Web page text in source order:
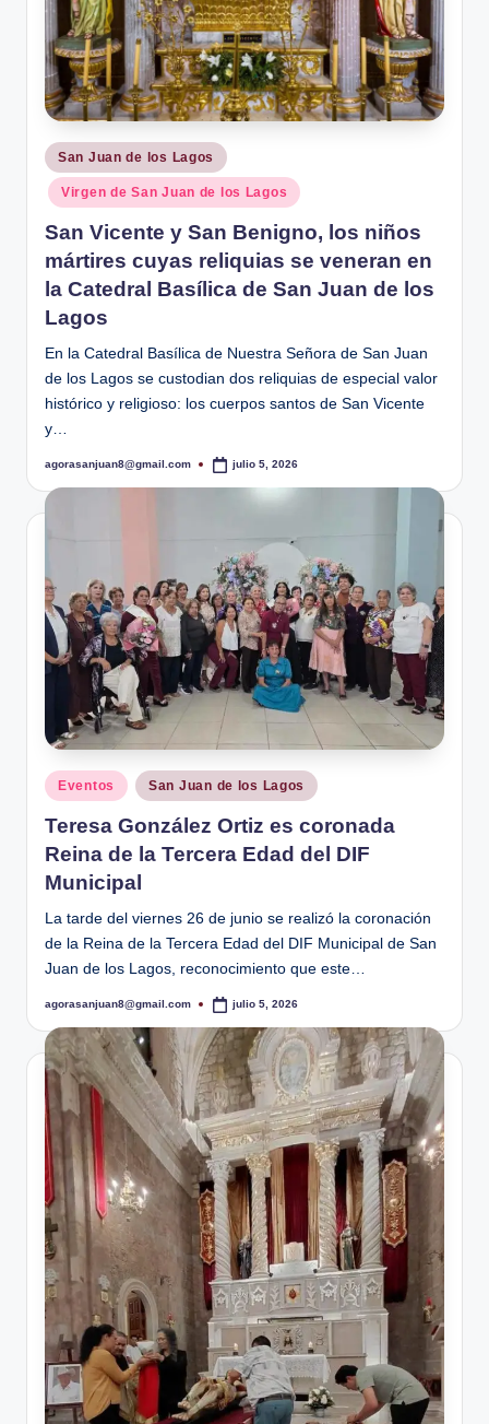
Publicado
en
San Juan de los Lagos
Virgen de San Juan de los Lagos
San Vicente y San Benigno, los niños
mártires cuyas reliquias se veneran en
la Catedral Basílica de San Juan de los
Lagos
En la Catedral Basílica de Nuestra Señora de San Juan
de los Lagos se custodian dos reliquias de especial valor
histórico y religioso: los cuerpos santos de San Vicente
y…
Publicado
agorasanjuan8@gmail.com julio 5, 2026
Publicado
en
Eventos San Juan de los Lagos
Teresa González Ortiz es coronada
Reina de la Tercera Edad del DIF
Municipal
La tarde del viernes 26 de junio se realizó la coronación
de la Reina de la Tercera Edad del DIF Municipal de San
Juan de los Lagos, reconocimiento que este…
Publicado
agorasanjuan8@gmail.com julio 5, 2026